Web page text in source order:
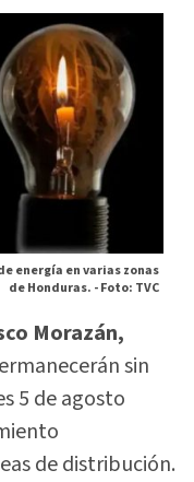
energía en varias zonas
de Honduras. -Foto: TVC
Morazán,
sin
5 de agosto
de distribución.